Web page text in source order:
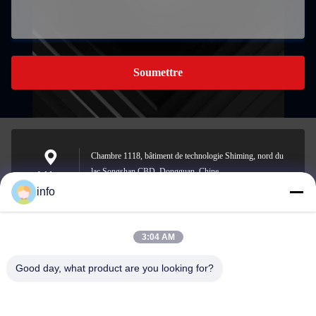
Soumettre
Address
Chambre 1118, bâtiment de technologie Shiming, nord du
lac Songshan CBD, Dongguan, Chine
info@gdpowerplus.com
info
3:04 AM
Good day, what product are you looking for?